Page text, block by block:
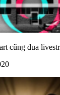
cũng đua